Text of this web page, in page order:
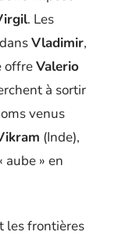
. Les
Vladimir,
offreValerio
à sortir
venus
(Inde),
aube » en
les frontières